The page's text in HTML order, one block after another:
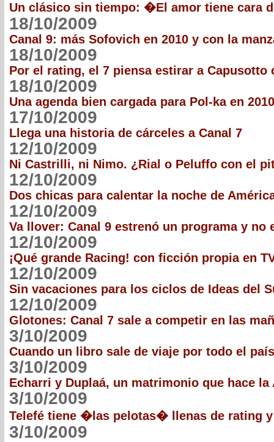
Un clásico sin tiempo: �El amor tiene cara
18/10/2009
Canal 9: más Sofovich en 2010 y con la
18/10/2009
Por el rating, el 7 piensa estirar a Capusotto
18/10/2009
Una agenda bien cargada para Pol-ka en 2010
17/10/2009
Llega una historia de cárceles a Canal 7
12/10/2009
Ni Castrilli, ni Nimo. ¿Rial o Peluffo con el
12/10/2009
Dos chicas para calentar la noche de
12/10/2009
Va llover: Canal 9 estrenó un programa y no
12/10/2009
¡Qué grande Racing! con ficción propia en
12/10/2009
Sin vacaciones para los ciclos de Ideas del
12/10/2009
Glotones: Canal 7 sale a competir en las
3/10/2009
Cuando un libro sale de viaje por todo el
3/10/2009
Echarri y Duplaá, un matrimonio que hace la
3/10/2009
Telefé tiene �las pelotas� llenas de rating
3/10/2009